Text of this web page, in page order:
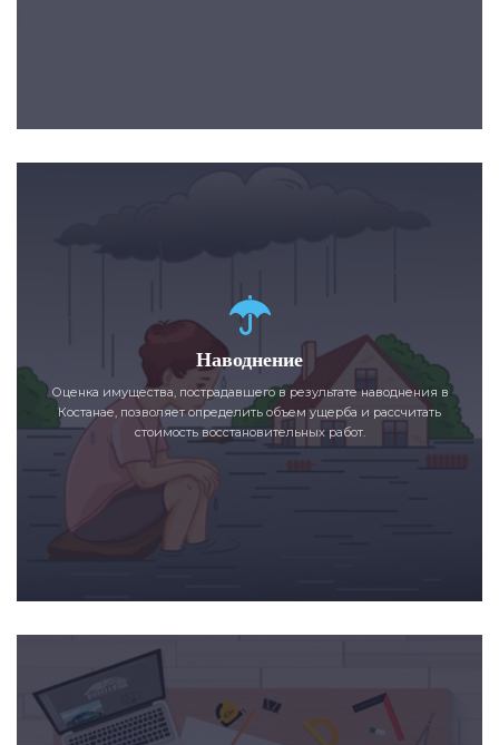
Наводнение
Оценка имущества, пострадавшего в результате наводнения в
Костанае, позволяет определить объем ущерба и рассчитать
стоимость восстановительных работ.